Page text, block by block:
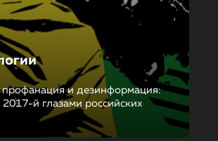
профанация и дезинформация:
й глазами российских